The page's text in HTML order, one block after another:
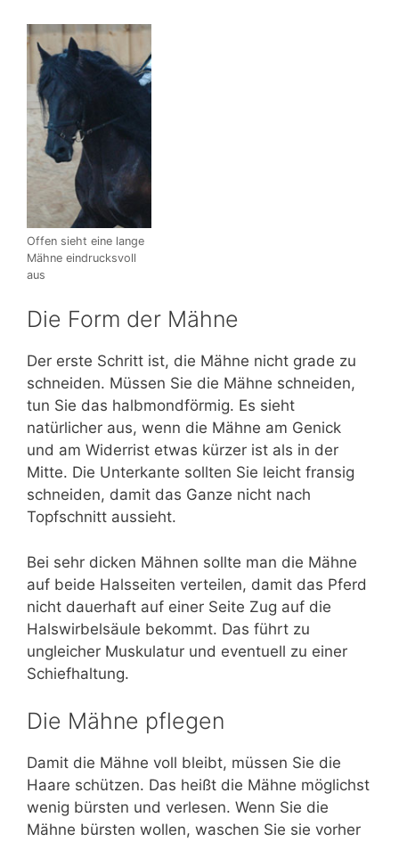
Offen sieht eine lange
Mähne eindrucksvoll
aus
Die Form der Mähne
Der erste Schritt ist, die Mähne nicht grade zu
schneiden. Müssen Sie die Mähne schneiden,
tun Sie das halbmondförmig. Es sieht
natürlicher aus, wenn die Mähne am Genick
und am Widerrist etwas kürzer ist als in der
Mitte. Die Unterkante sollten Sie leicht fransig
schneiden, damit das Ganze nicht nach
Topfschnitt aussieht.
Bei sehr dicken Mähnen sollte man die Mähne
auf beide Halsseiten verteilen, damit das Pferd
nicht dauerhaft auf einer Seite Zug auf die
Halswirbelsäule bekommt. Das führt zu
ungleicher Muskulatur und eventuell zu einer
Schiefhaltung.
Die Mähne pflegen
Damit die Mähne voll bleibt, müssen Sie die
Haare schützen. Das heißt die Mähne möglichst
wenig bürsten und verlesen. Wenn Sie die
Mähne bürsten wollen, waschen Sie sie vorher